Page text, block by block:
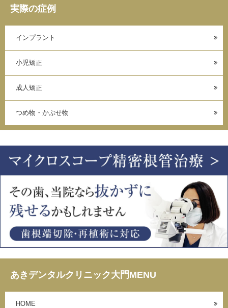
実際の症例
インプラント
小児矯正
成人矯正
つめ物・かぶせ物
あきデンタルクリニック大門MENU
HOME